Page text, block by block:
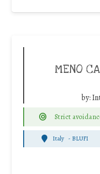
MENO
by:
Strict
Italy - BLUFI